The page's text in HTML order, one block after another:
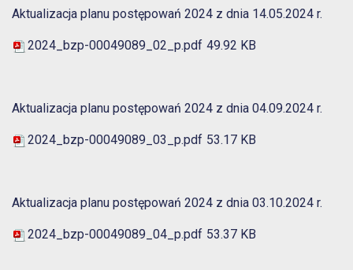
Aktualizacja planu postępowań 2024 z dnia 14.05.2024 r.
2024_bzp-00049089_02_p.pdf 49.92 KB
Aktualizacja planu postępowań 2024 z dnia 04.09.2024 r.
2024_bzp-00049089_03_p.pdf 53.17 KB
Aktualizacja planu postępowań 2024 z dnia 03.10.2024 r.
2024_bzp-00049089_04_p.pdf 53.37 KB